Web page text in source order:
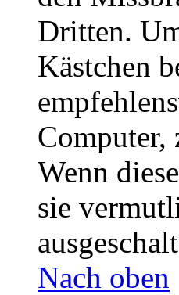
Dritten.
Kästchen
Computer,
Wenn
sie
Nach oben